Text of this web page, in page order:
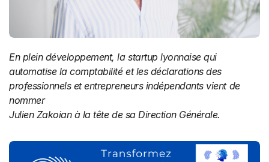
En plein développement, la startup lyonnaise qui
automatise la comptabilité et les déclarations des
professionnels et entrepreneurs indépendants vient de
nommer
Julien Zakoian à la tête de sa Direction Générale.